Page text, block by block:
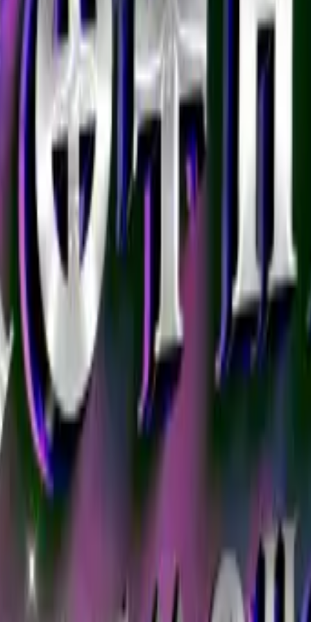
предмет из Diablo 3: Reaper of Souls для
доставкой и гарантией безопасности
арсенале Крестоносца. Открывает мощные сетовые
в составе сетовых сборок, рунных слов и кубовых
ощутимый буст уже после первой партии.